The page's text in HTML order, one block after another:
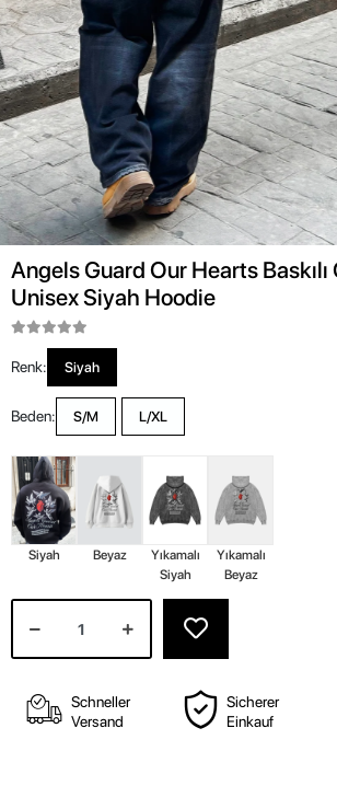
Angels Guard Our Hearts Baskılı
Unisex Siyah Hoodie
Renk: Siyah
Beden: S/M L/XL
Siyah Beyaz
Yıkamalı
Schneller
Versand
Einkauf
PRODUKTEİGENSCHAFTEN
KOMMENTARE
GARANTİE UND LİEFERUNG